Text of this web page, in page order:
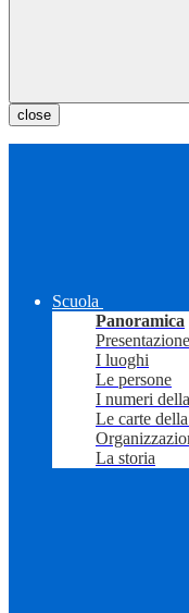
close
Scuola
Panoramica
Presentazione
I luoghi
Le persone
I numeri
Le carte
La storia